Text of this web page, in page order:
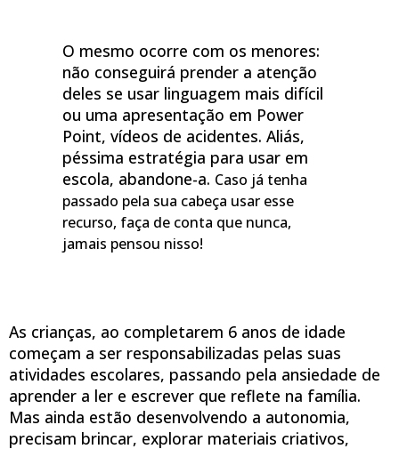
O mesmo ocorre com os menores:
não conseguirá prender a atenção
deles se usar linguagem mais difícil
ou uma apresentação em Power
Point, vídeos de acidentes. Aliás,
péssima estratégia para usar em
escola, abandone-a. Caso já tenha
passado pela sua cabeça usar esse
recurso, faça de conta que nunca,
jamais pensou nisso!
As crianças, ao completarem 6 anos de idade
começam a ser responsabilizadas pelas suas
atividades escolares, passando pela ansiedade de
aprender a ler e escrever que reflete na família.
Mas ainda estão desenvolvendo a autonomia,
precisam brincar, explorar materiais criativos,